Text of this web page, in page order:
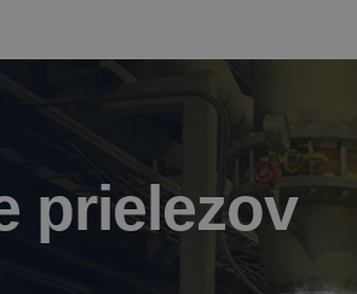
prielezov